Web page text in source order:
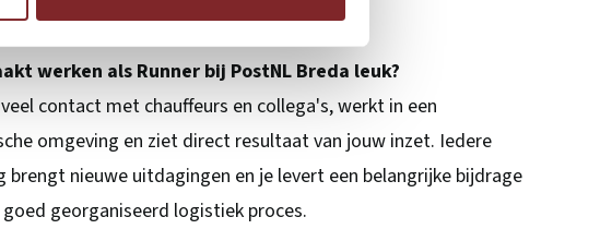
werken als Runner bij PostNL Breda leuk?
contact met chauffeurs en collega's, werkt in een
omgeving en ziet direct resultaat van jouw inzet. Iedere
brengt nieuwe uitdagingen en je levert een belangrijke bijdrage
goed georganiseerd logistiek proces.